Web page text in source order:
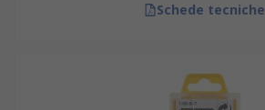
Schede tecniche